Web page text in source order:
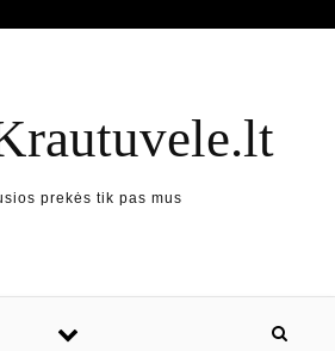
prekės tik pas mus